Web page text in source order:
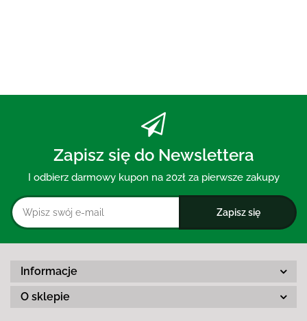
Zapisz się do Newslettera
I odbierz darmowy kupon na 20zł za pierwsze zakupy
Informacje
O sklepie